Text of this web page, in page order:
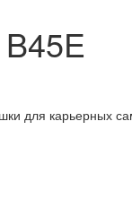
для карьерных